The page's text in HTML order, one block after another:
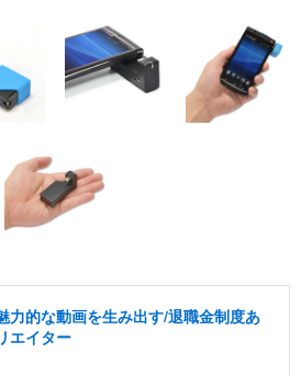
力的な動画を生み出す/退職金制度あ
エイター